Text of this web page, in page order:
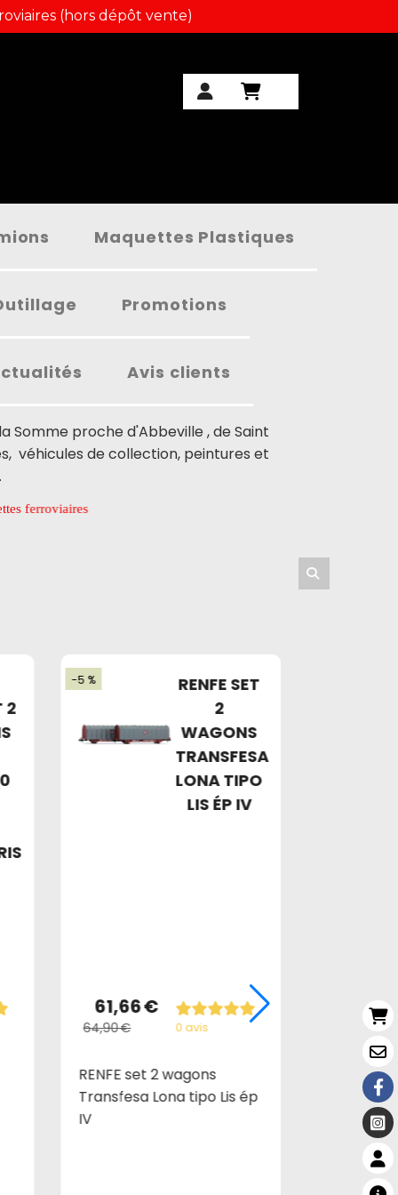
(hors dépôt vente)
Maquettes Plastiques
Promotions
Avis clients
Somme proche d'Abbeville , de Saint
véhicules de collection, peintures et
2
-5 %
RENFE SET
2
WAGONS
TRANSFESA
LONA TIPO
LIS ÉP IV
0 avis
61,66€
64,90€
RENFE set 2 wagons
Transfesa Lona tipo Lis ép
IV
52,25
€
Wagon
type